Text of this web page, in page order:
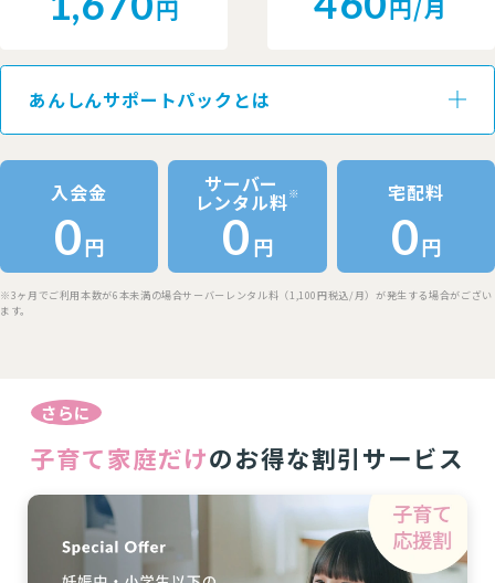
円 円/月
あんしんサポートパックとは
入会金
0円
サーバー
レンタル料※
0円
宅配料
0円
※3ヶ月でご利用本数が6本未満の場合サーバーレンタル料（1,100円税込/月）が発生する場合がござい
ます。
クリクラが提供する子育て家庭向けのお得な割引サービス
さらに
子育て家庭だけのお得な割引サービス